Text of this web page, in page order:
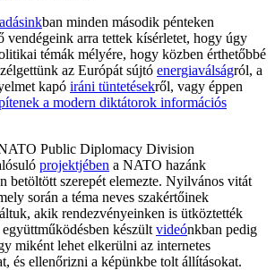
ban minden második pénteken
vendégeink arra tettek kísérletet, hogy úgy
témák mélyére, hogy közben érthetőbbé
az Európát sújtó energiaválságról, a
kapó iráni tüntetésekről, vagy éppen
a modern diktátorok információs
Public Diplomacy Division
projektjében a NATO hazánk
betöltött szerepét elemezte. Nyilvános vitát
során a téma neves szakértőinek
akik rendezvényeinken is ütköztették
készült videónkban pedig
miként lehet elkerülni az internetes
és ellenőrizni a képünkbe tolt állításokat.